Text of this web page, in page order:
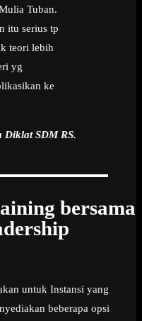
Tuban.
itu serius tp
teori lebih
yg
ke
Diklat SDM RS.
bersama
untuk Instansi yang
beberapa opsi